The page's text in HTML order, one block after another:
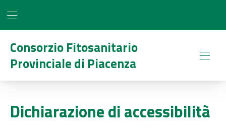
BAR NAVIGATION
Consorzio Fitosanitario
Provinciale di Piacenza
Dichiarazione di accessibilità